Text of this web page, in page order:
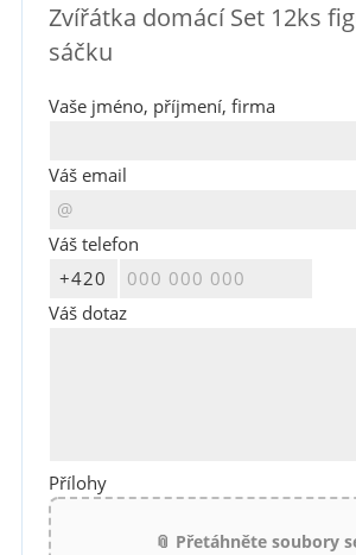
Zvířátka domácí Set 12ks
sáčku
Vaše jméno, příjmení, firma
Váš email
Váš telefon
Váš dotaz
Přílohy
📎 Přetáhněte soubory